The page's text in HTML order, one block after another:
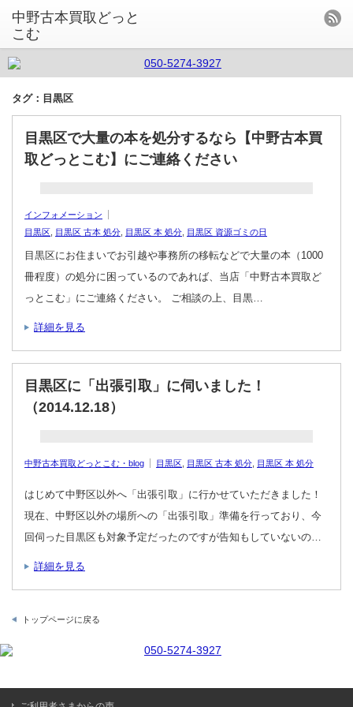
中野古本買取どっと
こむ
タグ：目黒区
目黒区で大量の本を処分するなら【中野古本買
取どっとこむ】にご連絡ください
インフォメーション
目黒区 , 目黒区 古本 処分, 目黒区 本 処分, 目黒区 資源ゴミの日
目黒区にお住まいでお引越や事務所の移転などで大量の本（1000
冊程度）の処分に困っているのであれば、当店「中野古本買取ど
っとこむ」にご連絡ください。 ご相談の上、目黒…
詳細を見る
目黒区に「出張引取」に伺いました！
（2014.12.18）
中野古本買取どっとこむ・blog 目黒区 目黒区 古本 処分 目黒区 本 処分
はじめて中野区以外へ「出張引取」に行かせていただきました！
現在、中野区以外の場所への「出張引取」準備を行っており、今
回伺った目黒区も対象予定だったのですが告知もしていないの…
詳細を見る
トップページに戻る